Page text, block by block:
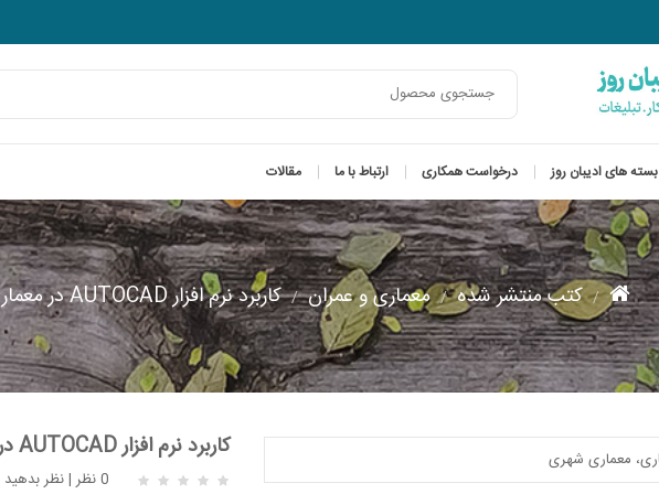
بسته های ادیبان روز درخواست همکاری ارتباط با ما مقالات
کتب منتشر شده معماری و عمران کاربرد نرم افزار AUTOCAD در معماری، معماری شهری
کاربرد نرم افزار AUTOCAD در معماری، معماری شهری
0 نظر |نظر بدهید